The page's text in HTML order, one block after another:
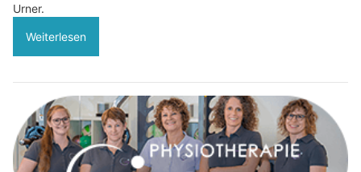
Urner.
Weiterlesen